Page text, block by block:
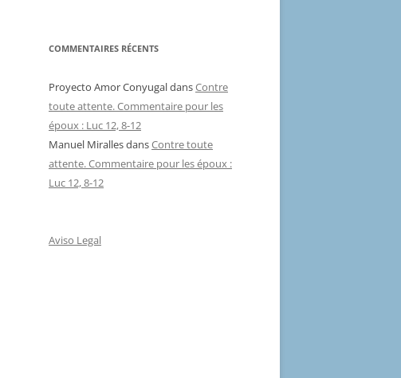
COMMENTAIRES RÉCENTS
Proyecto Amor ConyugaldansContre
toute attente. Commentaire pour les
époux : Luc 12, 8-12
Manuel MirallesdansContre toute
attente. Commentaire pour les époux :
Luc 12, 8-12
Aviso Legal